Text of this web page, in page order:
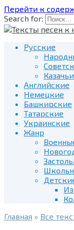
Перейти к
Search for:
Русские
Казачьи
Английские
Немецкие
Башкирские
Татарские
Украинские
Жанр
Главная » Все